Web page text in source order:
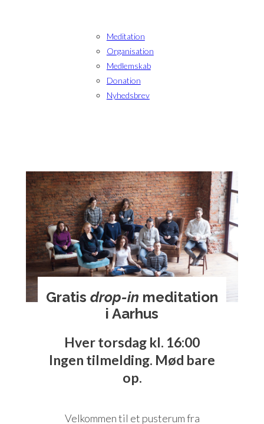
Meditation
Organisation
Medlemskab
Donation
Nyhedsbrev
Gratis drop-in meditation
i Aarhus
Hver torsdag kl. 16:00
Ingen tilmelding. Mød bare
op.
Velkommen til et pusterum fra